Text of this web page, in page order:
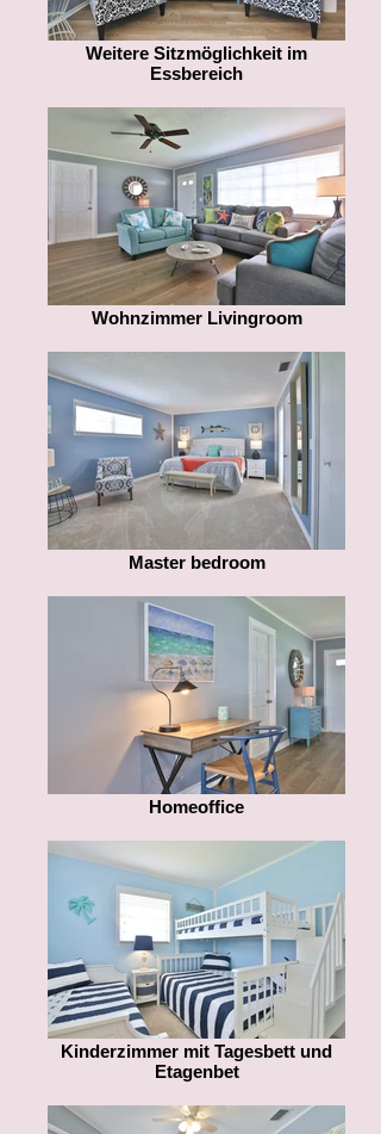
Weitere Sitzmöglichkeit im
Essbereich
Wohnzimmer Livingroom
Master bedroom
Homeoffice
Kinderzimmer mit Tagesbett und
Etagenbet